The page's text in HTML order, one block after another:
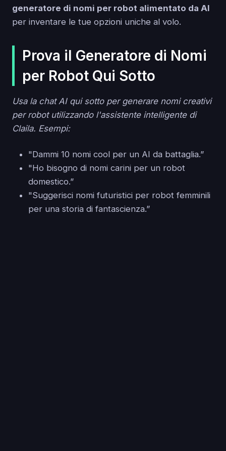
generatore di nomi per robot alimentato da AI
per inventare le tue opzioni uniche al volo.
Prova il Generatore di Nomi
per Robot Qui Sotto
Usa la chat AI qui sotto per generare nomi creativi
per robot utilizzando l'assistente intelligente di
Claila. Esempi:
"Dammi 10 nomi cool per un AI da battaglia.”
"Ho bisogno di nomi carini per un robot
domestico.”
"Suggerisci nomi futuristici per robot femminili
per una storia di fantascienza.”